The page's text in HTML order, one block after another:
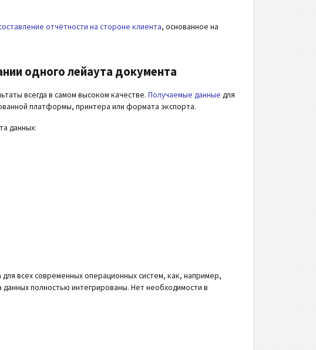
отчётности на стороне клиента, основанное на
одного лейаута документа
всегда в самом высоком качестве. Получаемые данные для
платформы, принтера или формата экспорта.
данных:
для всех современных операционных систем, как, например,
полностью интегрированы. Нет необходимости в